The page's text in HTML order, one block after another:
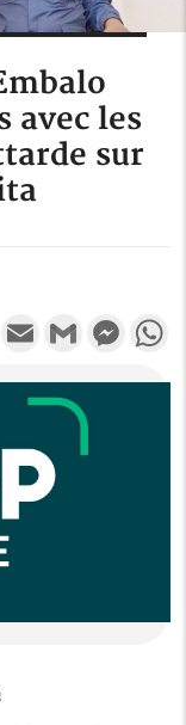
avec les
sur
TwitterEmail Gmail